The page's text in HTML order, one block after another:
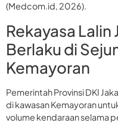
(Medcom.id, 2026).
Rekayasa
Berlaku di
Kemayoran
Pemerintah Provinsi DKI
di kawasan Kemayoran
volume kendaraan selama